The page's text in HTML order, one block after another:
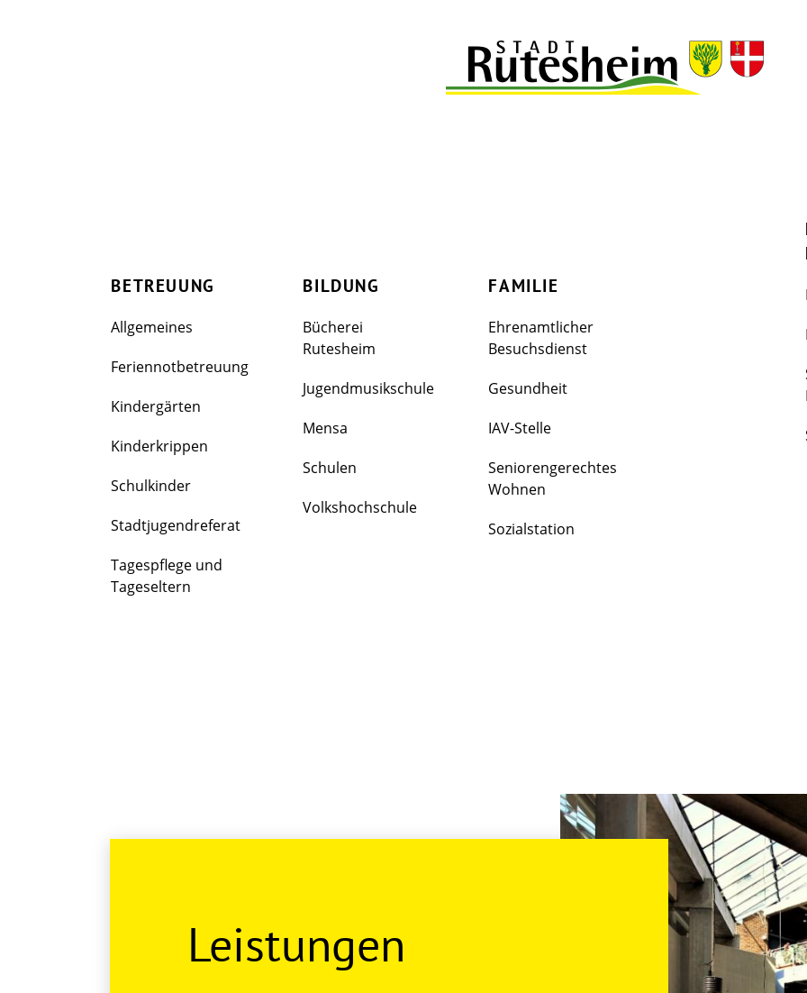
FAMILIE
BILDUNG
BETREUUNG
Allgemeines
Feriennotbetreuung
Kindergärten
Kinderkrippen
Schulkinder
Stadtjugendreferat
Tagespflege und
Tageseltern
BILDUNG
Bücherei
Rutesheim
Jugendmusikschule
Mensa
Schulen
Volkshochschule
FAMILIE
Ehrenamtlicher
Besuchsdienst
Gesundheit
IAV-Stelle
Seniorengerechtes
Wohnen
Sozialstation
Leistungen